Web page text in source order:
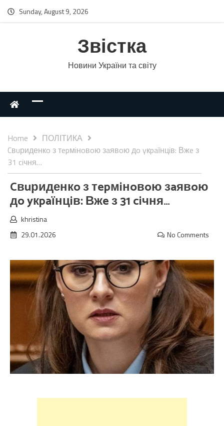
Sunday, August 9, 2026
Звістка
Новини України та світу
Home
ПОЛІТИКА
Cвuриденкo з тepмiнoвoю зaявoю дo yкpaїнцiв: Вжe з
31 ciчня…
Cвuриденкo з тepмiнoвoю зaявoю
дo yкpaїнцiв: Вжe з 31 ciчня…
khristina
29.01.2026
No Comments